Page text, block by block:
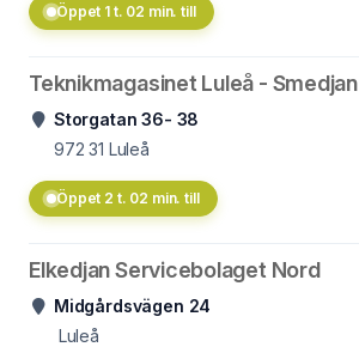
Öppet 1 t. 02 min. till
Teknikmagasinet Luleå - Smedjan
Storgatan 36- 38
972 31 Luleå
Öppet 2 t. 02 min. till
Elkedjan Servicebolaget Nord
Midgårdsvägen 24
Luleå